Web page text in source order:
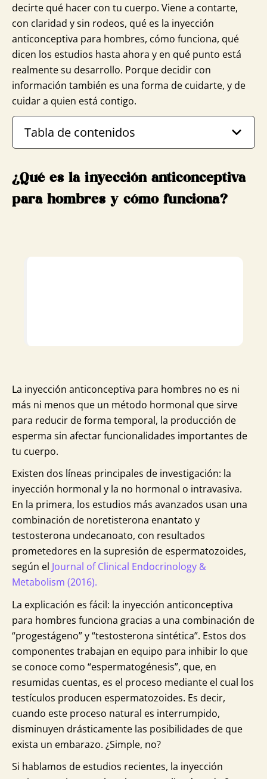
decirte qué hacer con tu cuerpo. Viene a contarte,
con claridad y sin rodeos, qué es la inyección
anticonceptiva para hombres, cómo funciona, qué
dicen los estudios hasta ahora y en qué punto está
realmente su desarrollo. Porque decidir con
información también es una forma de cuidarte, y de
cuidar a quien está contigo.
Tabla de contenidos
¿Qué es la inyección anticonceptiva
para hombres y cómo funciona?
La inyección anticonceptiva para hombres no es ni
más ni menos que un método hormonal que sirve
para reducir de forma temporal, la producción de
esperma sin afectar funcionalidades importantes de
tu cuerpo.
Existen dos líneas principales de investigación: la
inyección hormonal y la no hormonal o intravasiva.
En la primera, los estudios más avanzados usan una
combinación de noretisterona enantato y
testosterona undecanoato, con resultados
prometedores en la supresión de espermatozoides,
según el Journal of Clinical Endocrinology &
Metabolism (2016).
La explicación es fácil: la inyección anticonceptiva
para hombres funciona gracias a una combinación de
“progestágeno” y “testosterona sintética”. Estos dos
componentes trabajan en equipo para inhibir lo que
se conoce como “espermatogénesis”, que, en
resumidas cuentas, es el proceso mediante el cual los
testículos producen espermatozoides. Es decir,
cuando este proceso natural es interrumpido,
disminuyen drásticamente las posibilidades de que
exista un embarazo. ¿Simple, no?
Si hablamos de estudios recientes, la inyección